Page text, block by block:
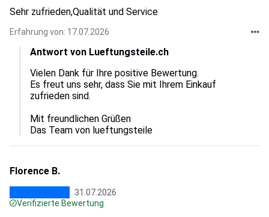
Sehr zufrieden,Qualität und Service
Erfahrung von: 17.07.2026
Antwort von Lueftungsteile.ch
Vielen Dank für Ihre positive Bewertung.
Es freut uns sehr, dass Sie mit Ihrem Einkauf
zufrieden sind.
Mit freundlichen Grüßen
Das Team von lueftungsteile
Florence B.
31.07.2026
Verifizierte Bewertung